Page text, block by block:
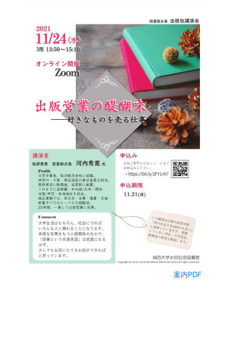
案内PDF